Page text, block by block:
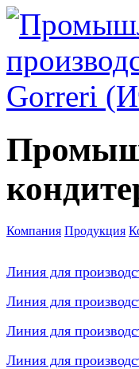
Компания Продукция
Линия для
Линия для
Линия для
Линия для